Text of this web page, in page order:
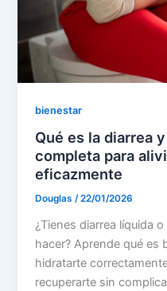
bienestar
Qué es la diarrea
completa para
eficazmente
Douglas/22/01/2026
¿Tienes diarrea líquida
hacer? Aprende qué es
hidratarte
recuperarte sin